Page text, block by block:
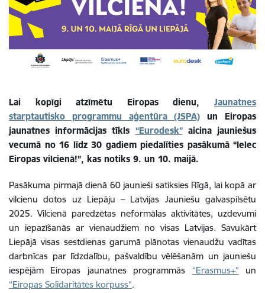
Lai kopīgi atzīmētu Eiropas dienu, Jaunatnes
starptautisko programmu aģentūra (JSPA) un Eiropas
jaunatnes informācijas tīkls “Eurodesk”aicina jauniešus
vecumā no 16 līdz 30 gadiem piedalīties pasākumā “Ielec
Eiropas vilcienā!”, kas notiks 9. un 10. maijā.
Pasākuma pirmajā dienā 60 jaunieši satiksies Rīgā, lai kopā ar
vilcienu dotos uz Liepāju – Latvijas Jauniešu galvaspilsētu
2025. Vilcienā paredzētas neformālas aktivitātes, uzdevumi
un iepazīšanās ar vienaudžiem no visas Latvijas. Savukārt
Liepājā visas sestdienas garumā plānotas vienaudžu vadītas
darbnīcas par līdzdalību, pašvaldību vēlēšanām un jauniešu
iespējām Eiropas jaunatnes programmās “Erasmus+” un
“Eiropas Solidaritātes korpuss”.